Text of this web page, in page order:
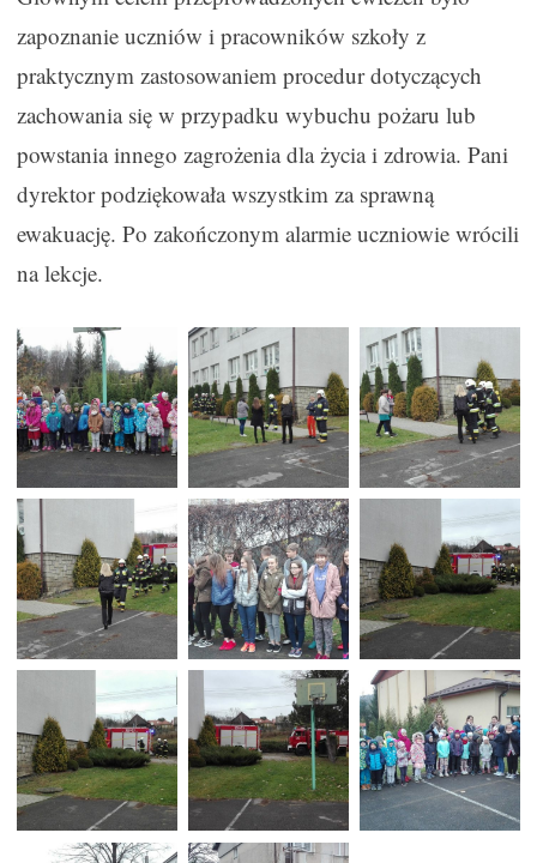
zapoznanie uczniów i pracowników szkoły z
praktycznym zastosowaniem procedur dotyczących
zachowania się w przypadku wybuchu pożaru lub
powstania innego zagrożenia dla życia i zdrowia. Pani
dyrektor podziękowała wszystkim za sprawną
ewakuację. Po zakończonym alarmie uczniowie wrócili
na lekcje.